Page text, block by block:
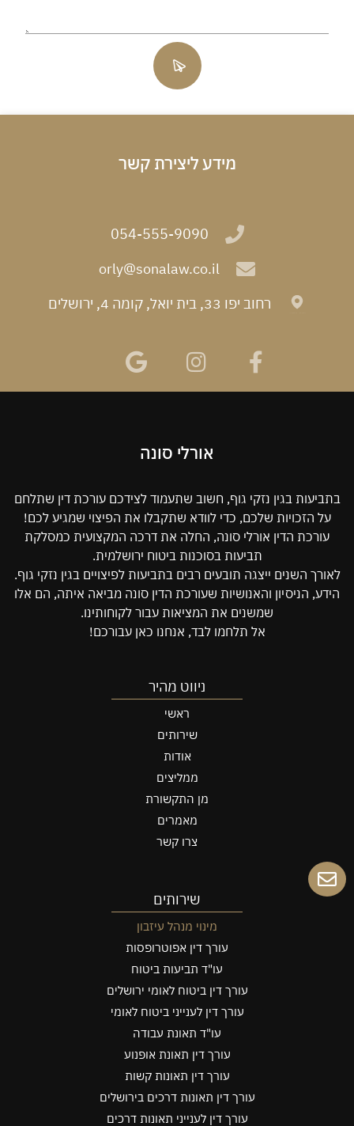
מידע ליצירת קשר
054-555-9090
orly@sonalaw.co.il
רחוב יפו 33, בית יואל, קומה 4, ירושלים
אורלי סונה
בתביעות בגין נזקי גוף, חשוב שתעמוד לצידכם עורכת דין שתלחם
על הזכויות שלכם, כדי לוודא שתקבלו את הפיצוי שמגיע לכם!
עורכת הדין אורלי סונה, החלה את דרכה המקצועית כמסלקת
תביעות בסוכנות ביטוח ירושלמית.
לאורך השנים ייצגה תובעים רבים בתביעות לפיצויים בגין נזקי גוף.
הידע, הניסיון והאנושיות שעורכת הדין סונה מביאה איתה, הם אלו
שמשנים את המציאות עבור לקוחותינו.
אל תלחמו לבד, אנחנו כאן עבורכם!
ניווט מהיר
ראשי
שירותים
אודות
ממליצים
מן התקשורת
מאמרים
צרו קשר
שירותים
מינוי מנהל עיזבון
עורך דין אפוטרופסות
עו"ד תביעות ביטוח
עורך דין ביטוח לאומי ירושלים
עורך דין לענייני ביטוח לאומי
עו"ד תאונת עבודה
עורך דין תאונת אופנוע
עורך דין תאונות קשות
עורך דין תאונות דרכים בירושלים
עורך דין לענייני תאונות דרכים